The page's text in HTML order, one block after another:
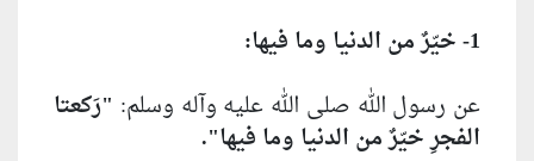
1- خيّرٌ من الدنيا وما فيها:
عن رسول الله صلى الله عليه وآله وسلم: "رَكعتا
الفجرِ خيّرٌ من الدنيا وما فيها".